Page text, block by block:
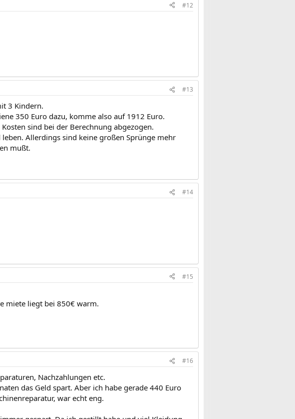
#12
#13
3 Kindern.
350 Euro dazu, komme also auf 1912 Euro.
sind bei der Berechnung abgezogen.
Allerdings sind keine großen Sprünge mehr
mußt.
#14
#15
miete liegt bei 850€ warm.
#16
Nachzahlungen etc.
das Geld spart. Aber ich habe gerade 440 Euro
war echt eng.